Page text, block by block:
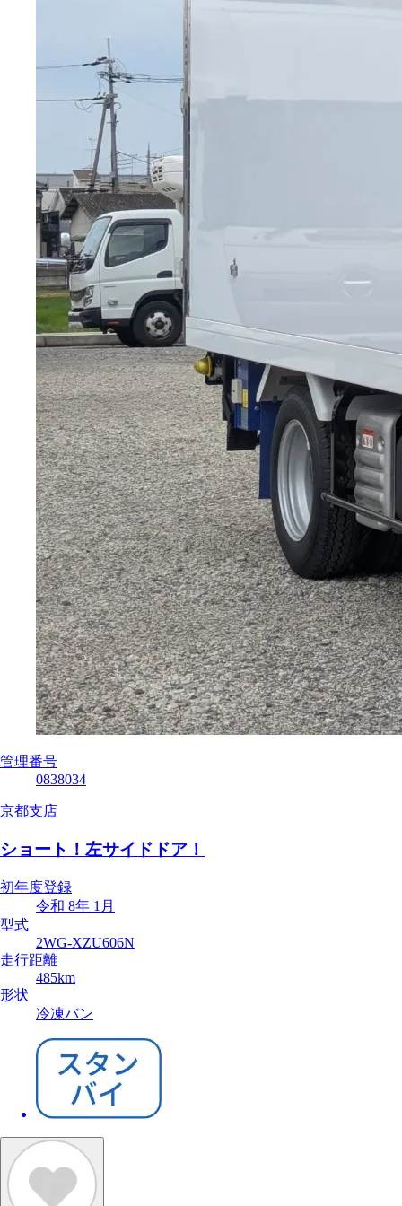
管理番号
0838034
京都支店
ショート！左サイドドア！
初年度登録
令和 8年 1月
型式
2WG-XZU606N
走行距離
485km
形状
冷凍バン